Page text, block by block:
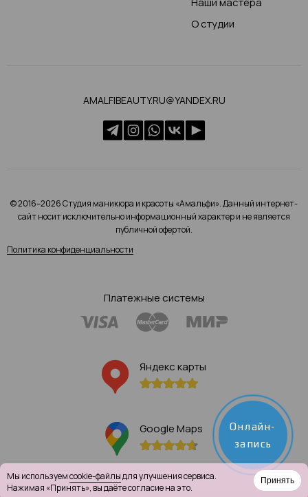
О студии
AMALFIBEAUTY.RU@YANDEX.RU
© 2016–2026 Студия маникюра и красоты «Амальфи». Данный интернет-
сайт носит исключительно информационный характер и не является
публичной офертой.
Политика конфиденциальности
Платежные системы
Яндекс карты
Google Maps
Онлайн-
запись
Мы используемcookie-файлыдля улучшения сервиса.
Нажимая «Принять», вы даёте согласие на это.
Принять